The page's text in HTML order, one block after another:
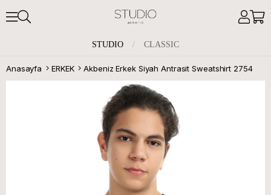
STUDIO / CLASSIC
Anasayfa ERKEK Akbeniz Erkek Siyah Antrasit Sweatshirt 2754